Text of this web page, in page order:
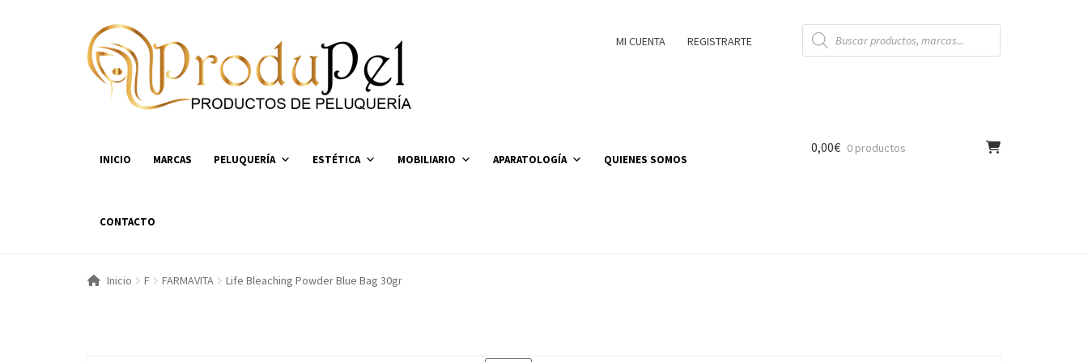
Ir
a
la
navegación
Ir
al
contenido
MI CUENTA REGISTRARTE
Búsqueda
de
productos
INICIO MARCAS PELUQUERÍA ESTÉTICA MOBILIARIO APARATOLOGÍA QUIENES SOMOS
CONTACTO
0,00€ 0 productos
Inicio F FARMAVITA Life Bleaching Powder Blue Bag 30gr